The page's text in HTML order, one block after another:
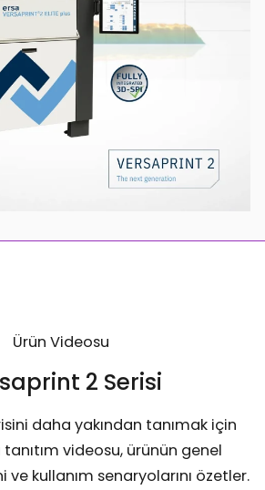
Ürün Videosu
2 Serisi
daha yakından tanımak için
videosu, ürünün genel
ve kullanım senaryolarını özetler.